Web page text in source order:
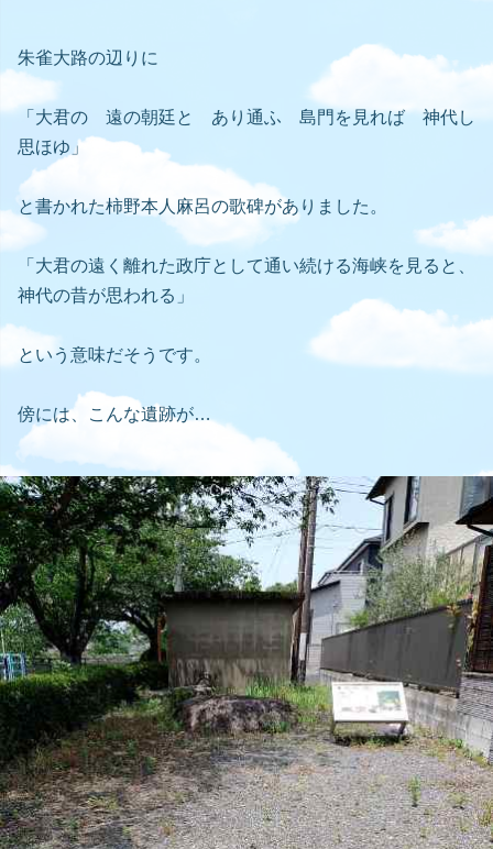
朱雀大路の辺りに
「大君の 遠の朝廷と あり通ふ 島門を見れば 神代し
思ほゆ」
と書かれた柿野本人麻呂の歌碑がありました。
「大君の遠く離れた政庁として通い続ける海峡を見ると、
神代の昔が思われる」
という意味だそうです。
傍には、こんな遺跡が…